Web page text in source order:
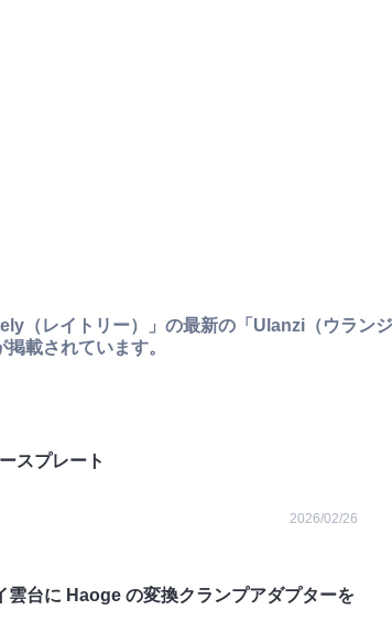
（レイトリー）」の最新の「Ulanzi（ウラン
載されています。
スプレート
2026/02/26
雲台に Haoge の変換クランプアダプターを